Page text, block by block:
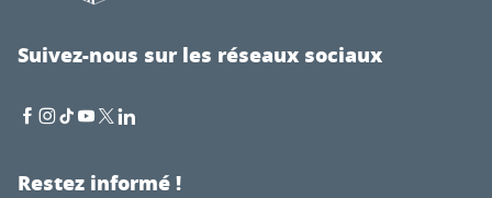
Suivez-nous sur les réseaux sociaux
Restez informé !